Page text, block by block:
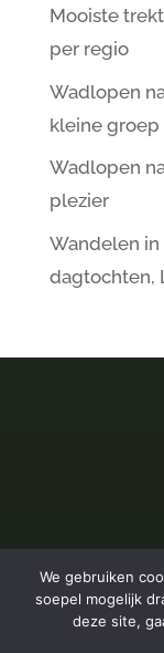
Mooiste
per regio
Wadlopen
kleine groep
Wadlopen
plezier
Wandelen
dagtochten,
We gebruiken
soepel mogelijk
deze site,